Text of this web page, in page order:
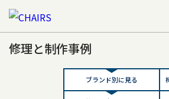
修理と制作事例
ブランド別に見る